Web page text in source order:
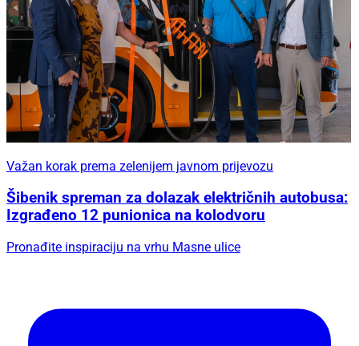
Važan korak prema zelenijem javnom prijevozu
Šibenik spreman za dolazak električnih autobusa:
Izgrađeno 12 punionica na kolodvoru
Pronađite inspiraciju na vrhu Masne ulice